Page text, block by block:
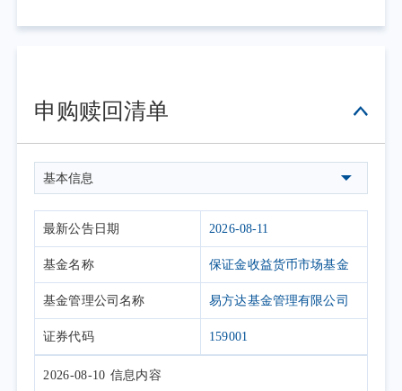
2. 上表默认展示一个自然月的开放日安排，如需要查询本基
申购赎回清单
基本信息
最新公告日期 2026-08-11
基金名称 保证金收益货币市场基金
基金管理公司名称 易方达基金管理有限公司
证券代码 159001
2026-08-10 信息内容